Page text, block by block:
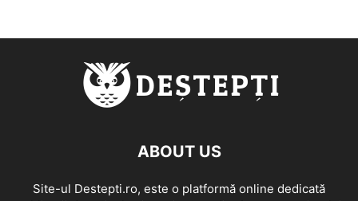
ABOUT US
Site-ul Destepti.ro, este o platformă online dedicată